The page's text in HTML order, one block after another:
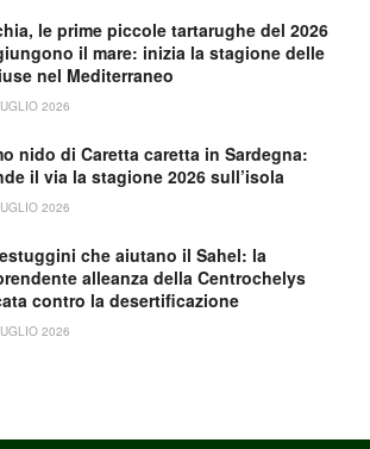
le prime piccole tartarughe del 2026
il mare: inizia la stagione delle
nel Mediterraneo
2026
nido di Caretta caretta in Sardegna:
il via la stagione 2026 sull’isola
2026
che aiutano il Sahel: la
alleanza della Centrochelys
contro la desertificazione
2026